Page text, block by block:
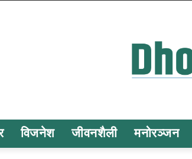
विजनेश जीवनशैली मनोरञ्जन